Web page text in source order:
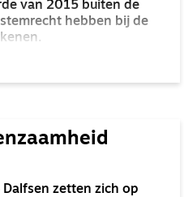
van 2015 buiten de
hebben bij de
Dalfsen zetten zich op